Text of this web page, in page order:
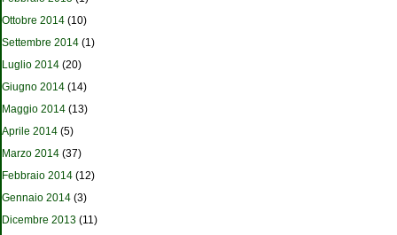
Ottobre 2014 (10)
Settembre 2014 (1)
Luglio 2014 (20)
Giugno 2014 (14)
Maggio 2014 (13)
Aprile 2014 (5)
Marzo 2014 (37)
Febbraio 2014 (12)
Gennaio 2014 (3)
Dicembre 2013 (11)